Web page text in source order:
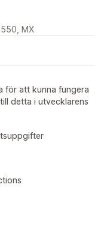
MX
för att kunna fungera
detta i utvecklarens